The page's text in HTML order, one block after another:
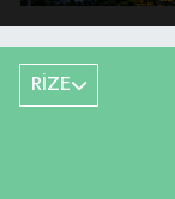
RİZE